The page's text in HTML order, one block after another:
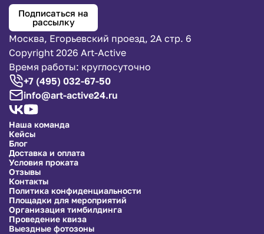
Подписаться на
рассылку
Москва, Егорьевский проезд, 2А стр. 6
Copyright 2026 Art-Active
Время работы: круглосуточно
+7 (495) 032-67-50
info@art-active24.ru
Наша команда
Кейсы
Блог
Доставка и оплата
Условия проката
Отзывы
Контакты
Политика конфиденциальности
Площадки для мероприятий
Организация тимбилдинга
Проведение квиза
Выездные фотозоны